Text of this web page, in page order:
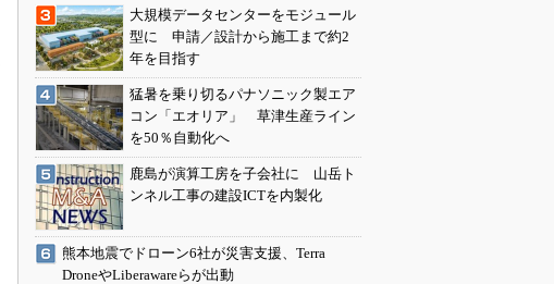
大規模データセンターをモジュール
型に 申請／設計から施工まで約2
年を目指す
猛暑を乗り切るパナソニック製エア
コン「エオリア」 草津生産ライン
を50％自動化へ
鹿島が演算工房を子会社に 山岳ト
ンネル工事の建設ICTを内製化
熊本地震でドローン6社が災害支援、Terra
DroneやLiberawareらが出動